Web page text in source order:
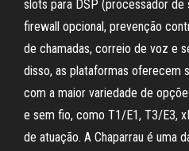
slots para DSP (processador
firewall opcional, prevenção
de chamadas, correio de voz e
disso, as plataformas oferecem
com a maior variedade de
e sem fio, como T1/E1, T3/E3,
de atuação. A Chaparrau é uma